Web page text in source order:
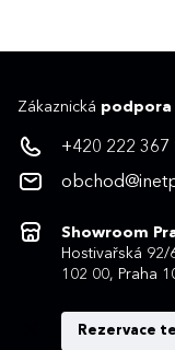
Zákaznická podpora
+420 222 367
Showroom
Hostivařská 92/
102 00, Praha
Rezervace